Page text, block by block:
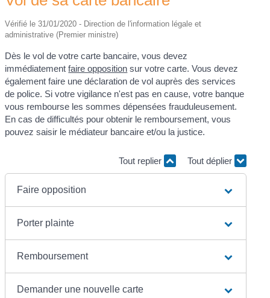
Vérifié le 31/01/2020 - Direction de l'information légale et
administrative (Premier ministre)
Dès le vol de votre carte bancaire, vous devez
immédiatementfaire opposition sur votre carte. Vous devez
également faire une déclaration de vol auprès des services
de police. Si votre vigilance n'est pas en cause, votre banque
vous rembourse les sommes dépensées frauduleusement.
En cas de difficultés pour obtenir le remboursement, vous
pouvez saisir le médiateur bancaire et/ou la justice.
Tout replier Tout déplier
Faire opposition
Porter plainte
Remboursement
Demander une nouvelle carte